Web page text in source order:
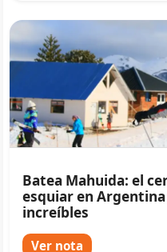
Batea Mahuida: el
esquiar en
increíbles
Ver nota